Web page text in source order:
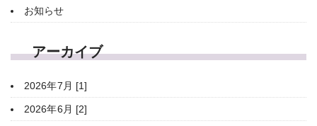
お知らせ
アーカイブ
2026年7月 [1]
2026年6月 [2]